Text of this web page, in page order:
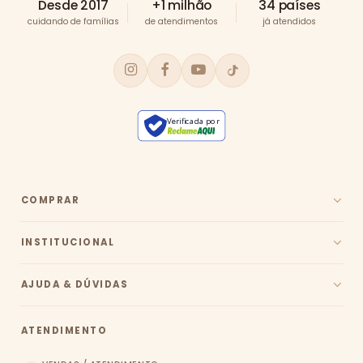
Desde 2017
cuidando de famílias
+1 milhão
de atendimentos
34 países
já atendidos
Verificada por
COMPRAR
INSTITUCIONAL
AJUDA & DÚVIDAS
ATENDIMENTO